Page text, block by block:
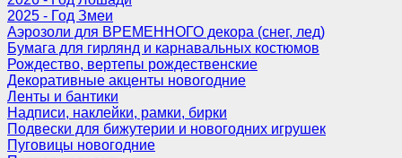
2025 - Год Змеи
Аэрозоли для ВРЕМЕННОГО декора (снег, лед)
Бумага для гирлянд и карнавальных костюмов
Рождество, вертепы рождественские
Декоративные акценты новогодние
Ленты и бантики
Надписи, наклейки, рамки, бирки
Подвески для бижутерии и новогодних игрушек
Пуговицы новогодние